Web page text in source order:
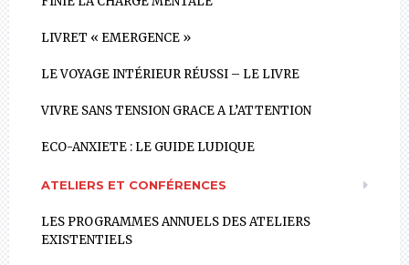
LIVRET « EMERGENCE »
LE VOYAGE INTÉRIEUR RÉUSSI – LE LIVRE
VIVRE SANS TENSION GRACE A L’ATTENTION
ECO-ANXIETE : LE GUIDE LUDIQUE
ATELIERS ET CONFÉRENCES
LES PROGRAMMES ANNUELS DES ATELIERS
EXISTENTIELS